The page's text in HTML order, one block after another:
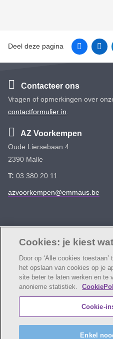
Deel deze pagina Facebook
Contacteer ons
Vragen of opmerkingen over
contactformulier in
AZ Voorkempen
Oude Liersebaan 4
2390 Malle
T: 03 380 20 11
azvoorkempen@emmaus.be
© AZ Voorkempen
Cookie verklaring
Webtoegankelijkheidsverklaring
AZ Voorkempen maakt
Cookies: je kiest
Door op ‘Alle cookies
het opslaan van cookies op je
site beter te laten werken en te
anonieme statistiek.
Cookie-
Enkel